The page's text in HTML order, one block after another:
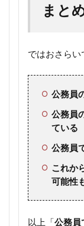
まと
ではおさらい
公務員
公務員
ている
公務員
これか
可能性
以上「公務員